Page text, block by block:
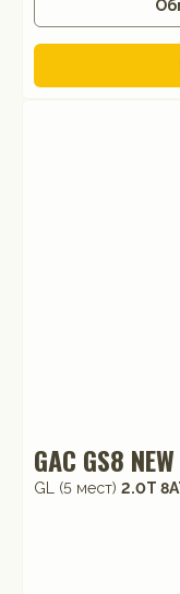
GAC GS8 NEW
GL (5 мест) 2.0T